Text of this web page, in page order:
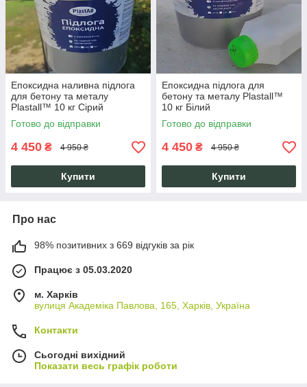
Епоксидна наливна підлога
для бетону та металу
Plastall™ 10 кг Сірий
Готово до відправки
4 450 ₴ 4 950 ₴
Купити
Епоксидна підлога для
бетону та металу Plastall™
10 кг Білий
Готово до відправки
4 450 ₴ 4 950 ₴
Купити
Про нас
98% позитивних з 669 відгуків за рік
Працює з 05.03.2020
м. Харків
вулиця Академіка Павлова, 165, Харків, Україна
Контакти
Сьогодні вихідний
Показати весь графік роботи